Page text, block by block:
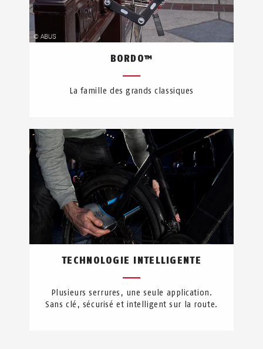
BORDO™
La famille des grands classiques
TECHNOLOGIE INTELLIGENTE
Plusieurs serrures, une seule application.
Sans clé, sécurisé et intelligent sur la route.